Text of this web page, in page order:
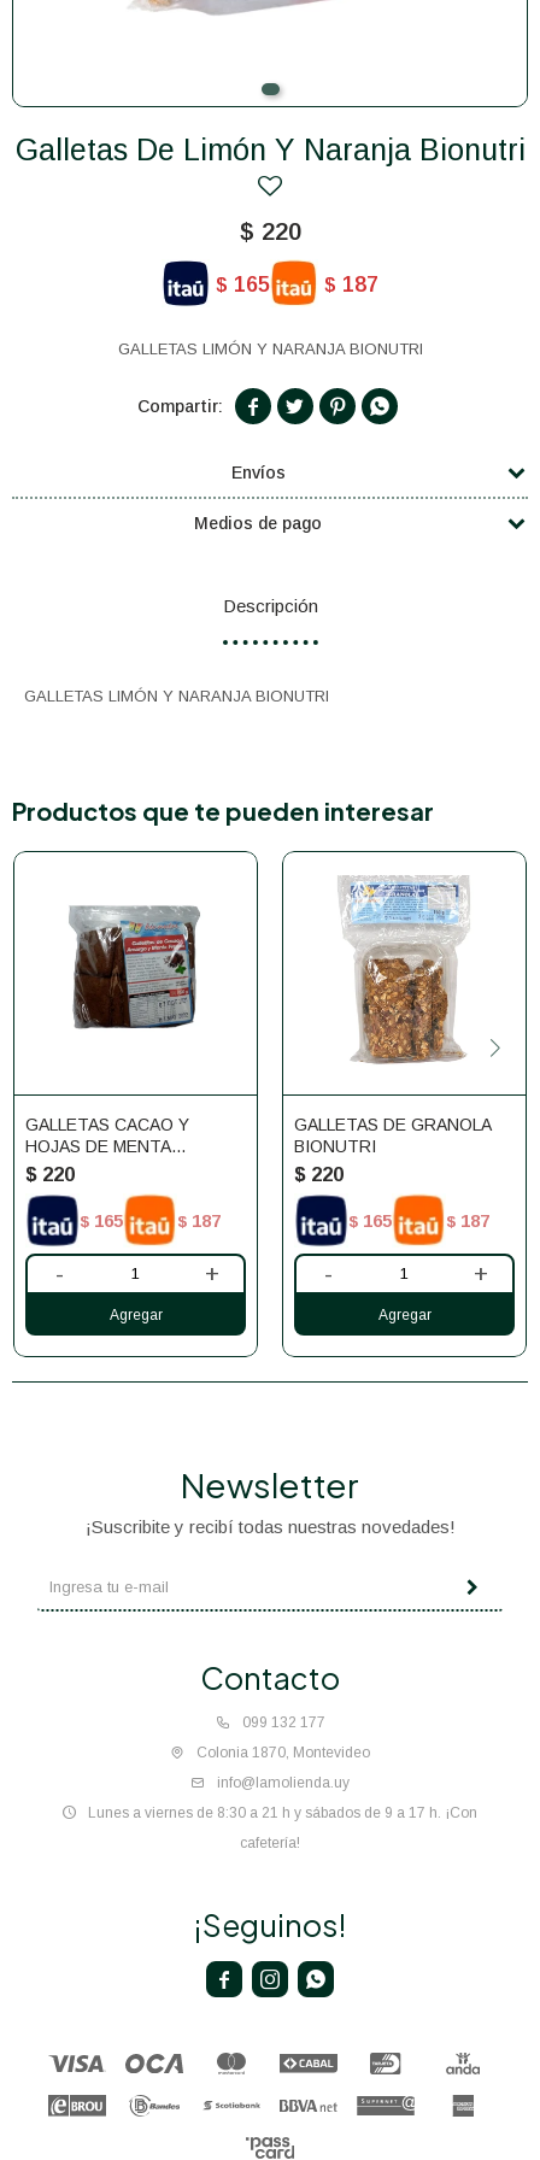
Galletas De Limón Y Naranja Bionutri
$ 220
$ 165 $ 187
GALLETAS LIMÓN Y NARANJA BIONUTRI
   
Envíos
Medios de pago
Descripción
GALLETAS LIMÓN Y NARANJA BIONUTRI
Productos que te pueden interesar
GALLETAS CACAO Y
HOJAS DE MENTA
BIONUTRI
$ 220
$ 165 $ 187
- +
GALLETAS DE GRANOLA
BIONUTRI
$ 220
$ 165 $ 187
- +
Contacto
099 132 177
Colonia 1870, Montevideo
info@lamolienda.uy
Lunes a viernes de 8:30 a 21 h y sábados de 9 a 17 h. ¡Con
cafetería!
Newsletter
¡Suscribite y recibí todas nuestras novedades!
¡Seguinos!
  